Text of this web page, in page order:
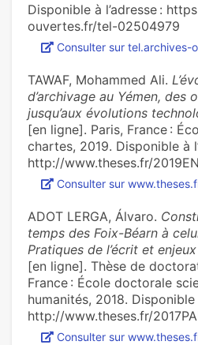
Disponible à l’adresse :
ouvertes.fr/tel-02504979
Consulter sur tel.archives-
TAWAF, Mohammed Ali.
d’archivage au Yémen, des
jusqu’aux évolutions
[en ligne]. Paris, France :
chartes, 2019. Disponible à
http://www.theses.fr/
Consulter sur
ADOT LERGA, Álvaro.
temps des Foix-Béarn à
Pratiques de l’écrit et
[en ligne]. Thèse de
France : École doctorale
humanités, 2018. Disponible
http://www.theses.fr/
Consulter sur